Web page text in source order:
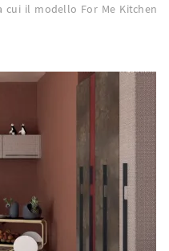
cui il modello For Me Kitchen